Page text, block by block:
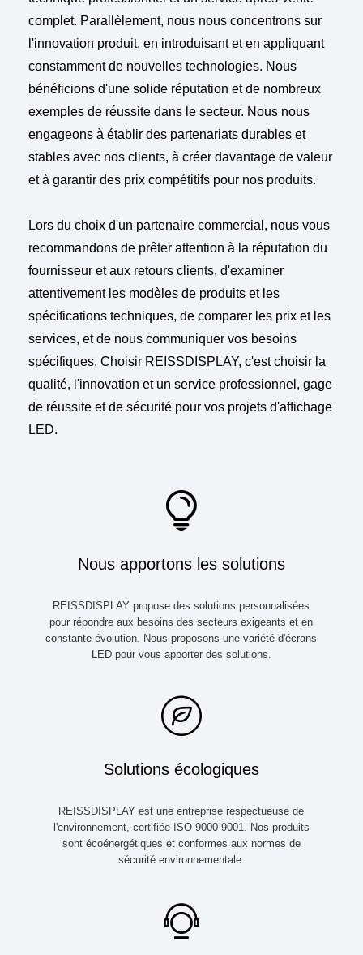
complet. Parallèlement, nous nous concentrons sur
l'innovation produit, en introduisant et en appliquant
constamment de nouvelles technologies. Nous
bénéficions d'une solide réputation et de nombreux
exemples de réussite dans le secteur. Nous nous
engageons à établir des partenariats durables et
stables avec nos clients, à créer davantage de valeur
et à garantir des prix compétitifs pour nos produits.
Lors du choix d'un partenaire commercial, nous vous
recommandons de prêter attention à la réputation du
fournisseur et aux retours clients, d'examiner
attentivement les modèles de produits et les
spécifications techniques, de comparer les prix et les
services, et de nous communiquer vos besoins
spécifiques. Choisir REISSDISPLAY, c'est choisir la
qualité, l'innovation et un service professionnel, gage
de réussite et de sécurité pour vos projets d'affichage
LED.
Nous apportons les solutions
REISSDISPLAY propose des solutions personnalisées
pour répondre aux besoins des secteurs exigeants et en
constante évolution. Nous proposons une variété d'écrans
LED pour vous apporter des solutions.
Solutions écologiques
REISSDISPLAY est une entreprise respectueuse de
l'environnement, certifiée ISO 9000-9001. Nos produits
sont écoénergétiques et conformes aux normes de
sécurité environnementale.